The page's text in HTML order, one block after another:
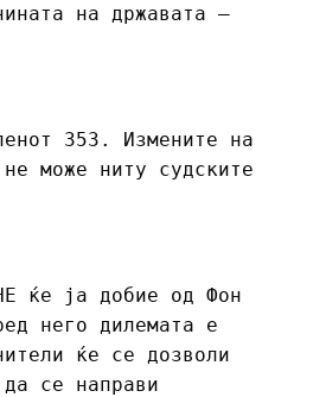
на државата –
353. Измените на
може ниту судските
ќе ја добие од Фон
него дилемата е
ќе се дозволи
се направи